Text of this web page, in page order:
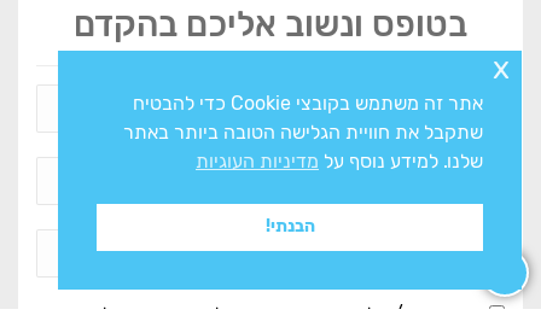
בטופס ונשוב אליכם בהקדם
אני מסכים/ה ל
ולעיבוד המידע ליצירת
אתר זה משתמש בקובצי Cookie כדי להבטיח
שתקבל את חוויית הגלישה הטובה ביותר באתר
שלנו. למידע נוסף על מדיניות העוגיות
הבנתי!
x